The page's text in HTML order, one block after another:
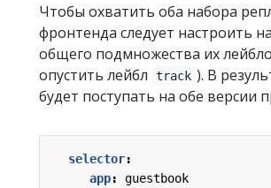
Чтобы охватить оба набора
фронтенда следует настроить
общего подмножества их
опустить лейбл
track ). В
будет поступать на обе версии
selector:
app:
guestbook